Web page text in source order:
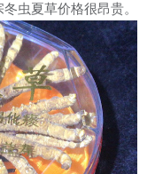
虫夏草价格很昂贵。